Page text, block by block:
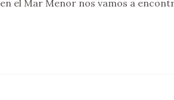
en el Mar Menor nos vamos a